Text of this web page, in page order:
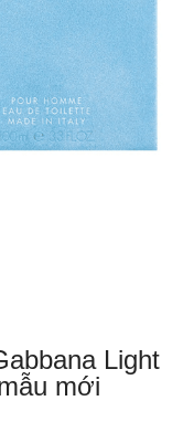
Light
mới